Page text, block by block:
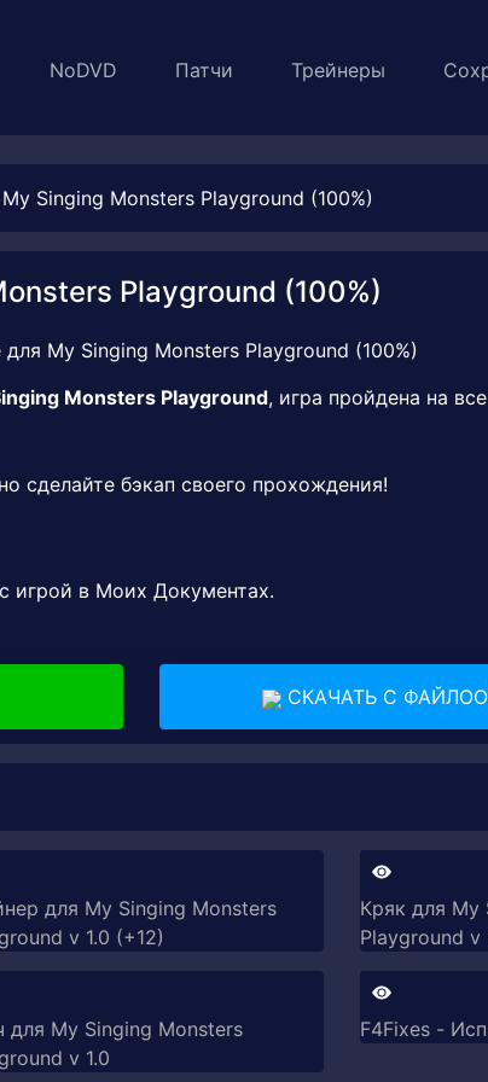
NoDVD Патчи Трейнеры
Singing Monsters Playground (100%)
Playground (100%)
Monsters Playground, игра пройдена на
сделайте бэкап своего прохождения!
игрой в Моих Документах.
СКАЧАТЬ С
для My Singing Monsters
v 1.0 (+12)
Кряк для My
Playground v
для My Singing Monsters
v 1.0
F4Fixes -